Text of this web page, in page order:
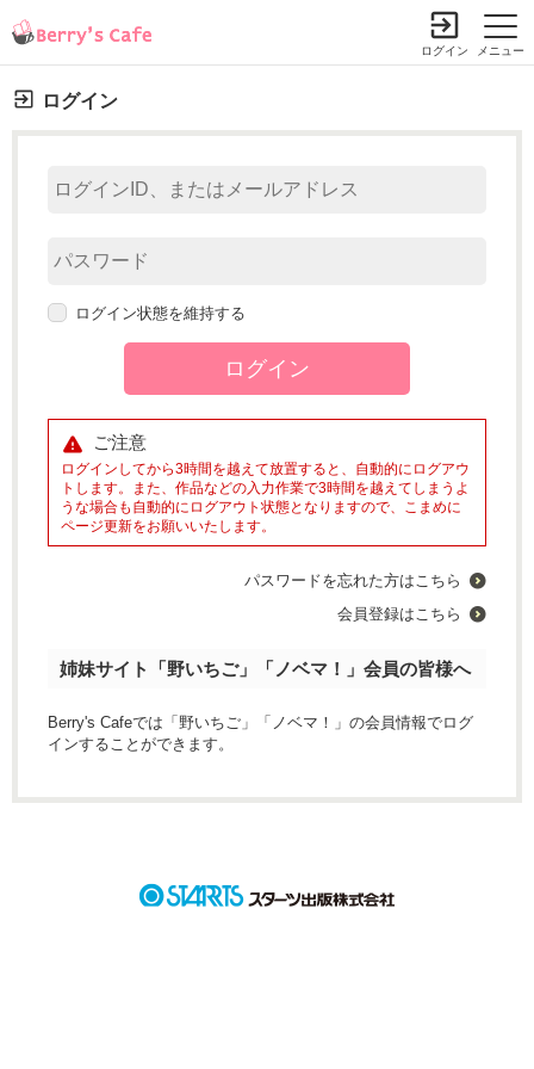
メニュー
ログイン
ログイン
ログイン状態を維持する
ご注意
ログインしてから3時間を越えて放置すると、自動的にログアウ
トします。また、作品などの入力作業で3時間を越えてしまうよ
うな場合も自動的にログアウト状態となりますので、こまめに
ページ更新をお願いいたします。
パスワードを忘れた方はこちら
会員登録はこちら
姉妹サイト「野いちご」「ノベマ！」会員の皆様へ
Berry's Cafeでは「野いちご」「ノベマ！」の会員情報でログ
インすることができます。